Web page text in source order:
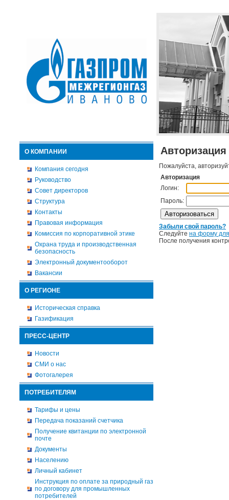
О КОМПАНИИ
Компания сегодня
Руководство
Совет директоров
Структура
Контакты
Правовая информация
Комиссия по корпоративной этике
Охрана труда и производственная
безопасность
Электронный документооборот
Вакансии
О РЕГИОНЕ
Историческая справка
Газификация
ПРЕСС-ЦЕНТР
Новости
СМИ о нас
Фотогалерея
ПОТРЕБИТЕЛЯМ
Тарифы и цены
Передача показаний счетчика
Получение квитанции по электронной
почте
Документы
Населению
Личный кабинет
Инструкция по оплате за природный газ
по договору для промышленных
потребителей
Авторизация
Пожалуйста,
Авторизация
Логин:
Пароль:
Забыли свой пароль?
Следуйте на форму
После получения